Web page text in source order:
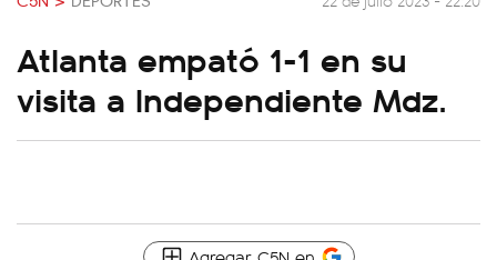
Atlanta empató 1-1 en su
visita a Independiente Mdz.